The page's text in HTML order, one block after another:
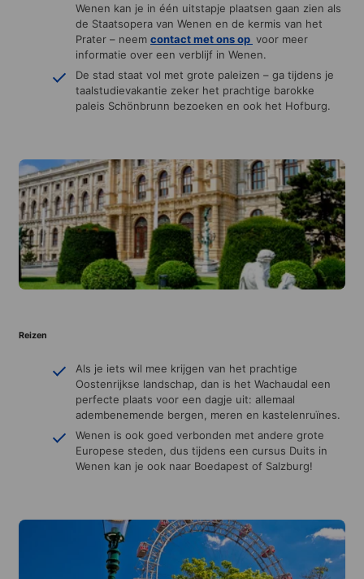
Wenen kan je in één uitstapje plaatsen gaan zien als
de Staatsopera van Wenen en de kermis van het
Prater – neem contact met onsop voor meer
informatie over een verblijf in Wenen.
De stad staat vol met grote paleizen – ga tijdens je
taalstudievakantie zeker het prachtige barokke
paleis Schönbrunn bezoeken en ook het Hofburg.
Reizen
Als je iets wil mee krijgen van het prachtige
Oostenrijkse landschap, dan is het Wachaudal een
perfecte plaats voor een dagje uit: allemaal
adembenemende bergen, meren en kastelenruïnes.
Wenen is ook goed verbonden met andere grote
Europese steden, dus tijdens een cursus Duits in
Wenen kan je ook naar Boedapest of Salzburg!